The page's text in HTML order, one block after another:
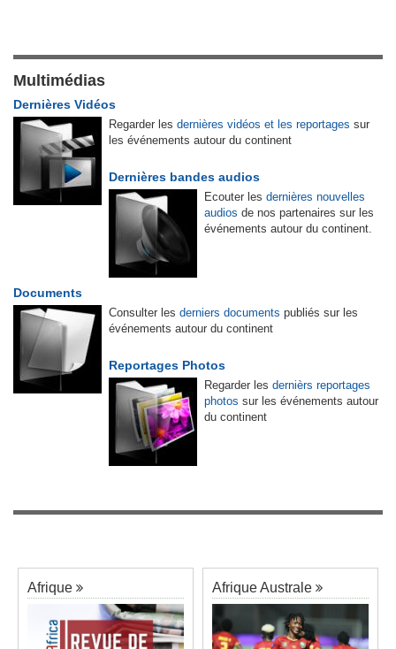
Multimédias
Dernières Vidéos
Regarder les dernières vidéos et les reportages sur
les événements autour du continent
Dernières bandes audios
Ecouter les dernières nouvelles
audios de nos partenaires sur les
événements autour du continent.
Documents
Consulter les derniers documents publiés sur les
événements autour du continent
Reportages Photos
Regarder les dernièrs reportages
photos sur les événements autour
du continent
Afrique Afrique Australe